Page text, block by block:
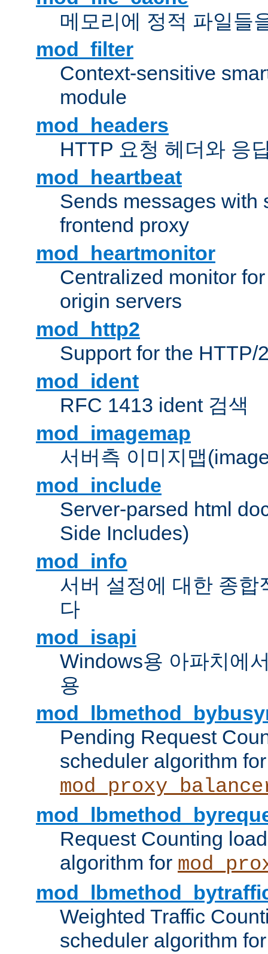
메모리에 정적 파일들
mod_filter
Context-sensitive
module
mod_headers
HTTP 요청 헤더와 응
mod_heartbeat
Sends messages with
frontend proxy
mod_heartmonitor
Centralized monitor
origin servers
mod_http2
Support for the HTTP/
mod_ident
RFC 1413 ident 검색
mod_imagemap
서버측 이미지맵
mod_include
Server-parsed html
Side Includes)
mod_info
서버 설정에 대한 종합
다
mod_isapi
Windows용 아파치에
용
Pending Request
scheduler algorithm for
Request Counting
algorithm for
Weighted Traffic
scheduler algorithm for